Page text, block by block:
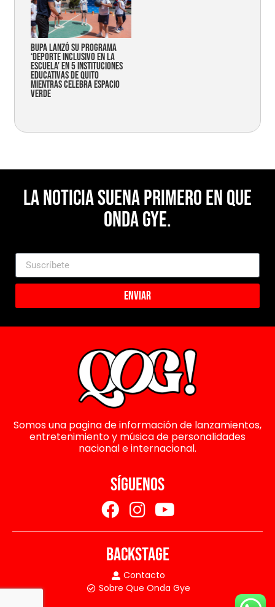
Bupa lanzó su programa
‘Deporte Inclusivo en la
Escuela’ en 5 instituciones
educativas de Quito
mientras celebra espacio
verde
La noticia suena primero en Que
Onda Gye.
Enviar
Somos una pagina de información de lanzamientos,
entretenimiento y música de personalidades
nacional e internacional.
SÍGUENOS
BACKSTAGE
Contacto
Sobre Que Onda Gye